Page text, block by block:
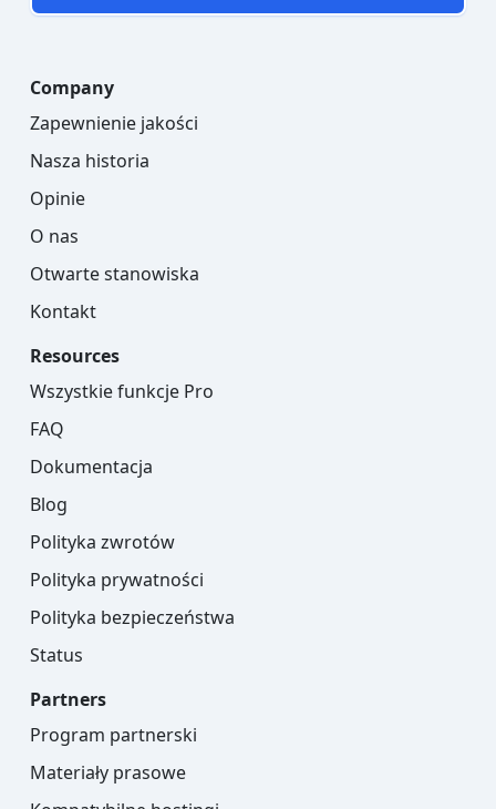
Company
Zapewnienie jakości
Nasza historia
Opinie
O nas
Otwarte stanowiska
Kontakt
Resources
Wszystkie funkcje Pro
FAQ
Dokumentacja
Blog
Polityka zwrotów
Polityka prywatności
Polityka bezpieczeństwa
Status
Partners
Program partnerski
Materiały prasowe